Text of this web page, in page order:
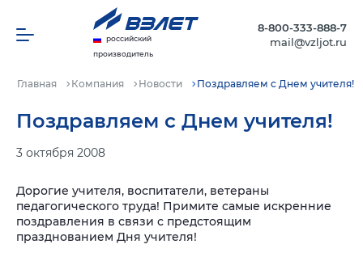
российский
производитель
8-800-333-888-7
mail@vzljot.ru
Главная Компания Новости Поздравляем с Днем учителя!
Поздравляем с Днем учителя!
3 октября 2008
Дорогие учителя, воспитатели, ветераны
педагогического труда! Примите самые искренние
поздравления в связи с предстоящим
празднованием Дня учителя!